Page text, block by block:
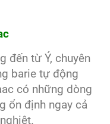
đến từ Ý, chuyên
barie tự động
có những dòng
ổn định ngay cả